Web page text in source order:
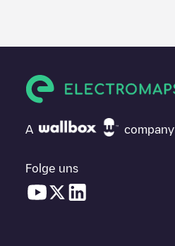
A company
Folge uns